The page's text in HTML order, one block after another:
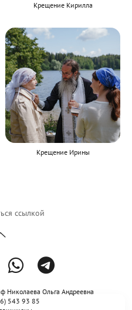
Крещение Кирилла
Крещение Ирины
ссылкой
Николаева Ольга Андреевна
543 93 85